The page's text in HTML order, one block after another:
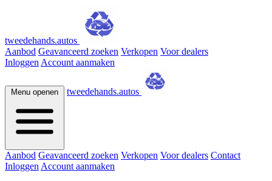
tweedehands.autos
Aanbod Geavanceerd zoeken Verkopen Voor dealers
Inloggen Account aanmaken
Menu openen tweedehands.autos
Aanbod Geavanceerd zoeken Verkopen Voor dealers Contact
Inloggen Account aanmaken